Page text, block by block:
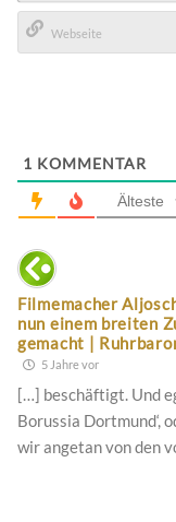
E-
Mail*
1 KOMMENTAR
Älteste
Filmemacher
nun einem breiten
gemacht |
5 Jahre vor
[…] beschäftigt. Und
Borussia Dortmund‘,
wir angetan von den